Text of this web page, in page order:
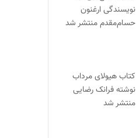
نویسندگی ارغنون
حسام‌مقدم منتشر شد
کتاب هیولای مرداب
نوشته فرانک رضایی
منتشر شد